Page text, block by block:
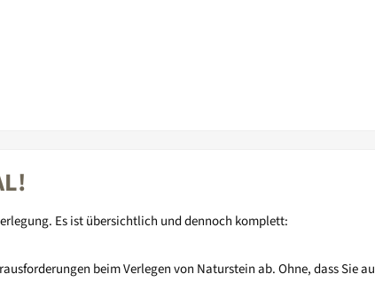
Es ist übersichtlich und dennoch komplett:
beim Verlegen von Naturstein ab. Ohne, dass Sie